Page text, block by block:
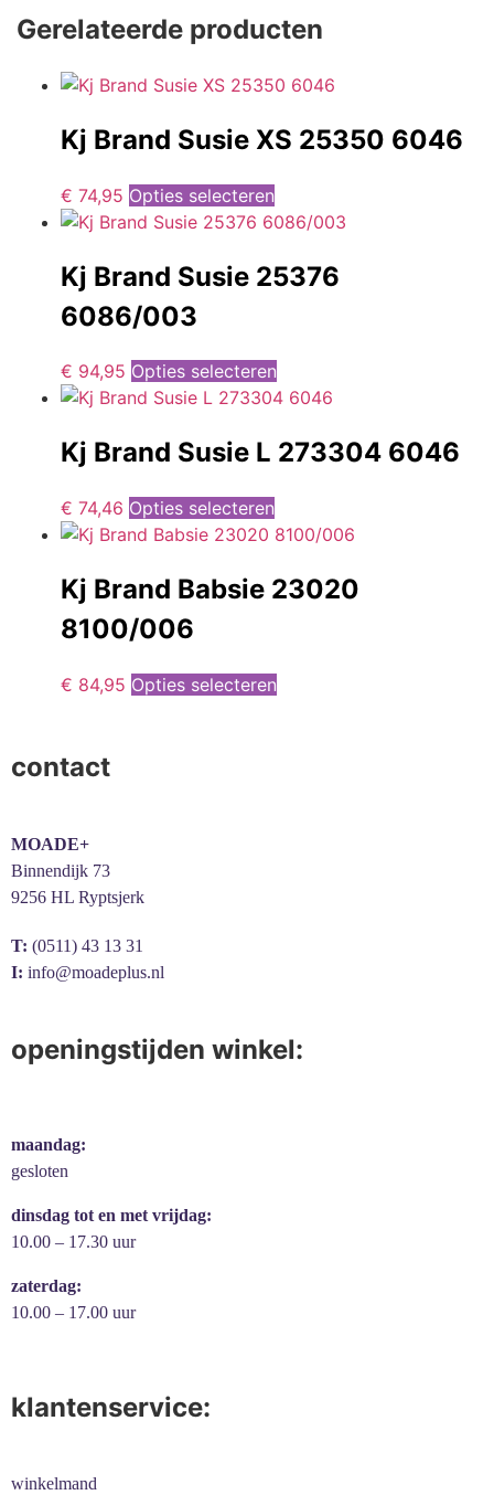
Gerelateerde producten
Kj Brand Susie XS 25350 6046
€ 74,95 Opties selecteren
Kj Brand Susie 25376
6086/003
€ 94,95 Opties selecteren
Kj Brand Susie L 273304 6046
€ 74,46 Opties selecteren
Kj Brand Babsie 23020
8100/006
€ 84,95 Opties selecteren
contact
MOADE+
Binnendijk 73
9256 HL Ryptsjerk
T: (0511) 43 13 31
I: info@moadeplus.nl
openingstijden winkel:
maandag:
gesloten
dinsdag tot en met vrijdag:
10.00 – 17.30 uur
zaterdag:
10.00 – 17.00 uur
klantenservice:
winkelmand